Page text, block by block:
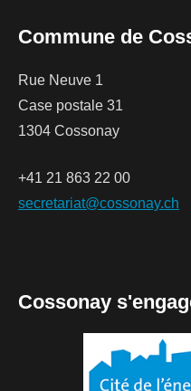
Commune de
Rue Neuve 1
Case postale 31
1304 Cossonay
+41 21 863 22 00
secretariat@cossonay.ch
Cossonay